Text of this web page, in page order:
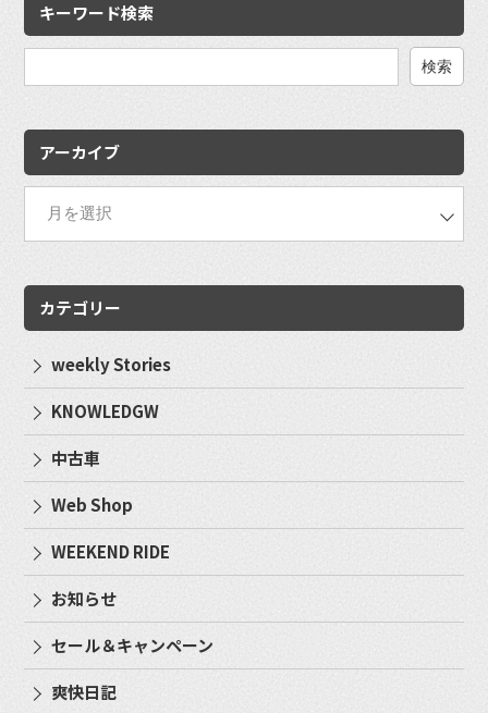
キーワード検索
アーカイブ
カテゴリー
weekly Stories
KNOWLEDGW
中古車
Web Shop
WEEKEND RIDE
お知らせ
セール＆キャンペーン
爽快日記